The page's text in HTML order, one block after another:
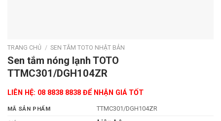
TRANG CHỦ / SEN TẮM TOTO NHẬT BẢN
Sen tắm nóng lạnh TOTO
TTMC301/DGH104ZR
LIÊN HỆ: 08 8838 8838 ĐỂ NHẬN GIÁ TỐT
MÃ SẢN PHẨM TTMC301/DGH104ZR